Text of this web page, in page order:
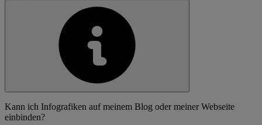
Kann ich Infografiken auf meinem Blog oder meiner Webseite
einbinden?